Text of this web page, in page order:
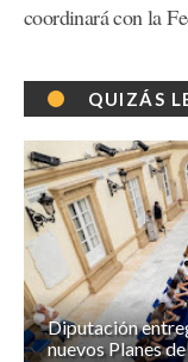
coordinará con la
QUIZÁS
Diputación
nuevos Planes